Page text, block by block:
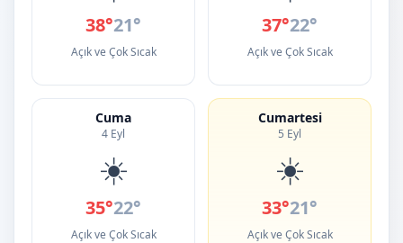
38°21°
Açık ve Çok Sıcak
37°22°
Açık ve Çok Sıcak
Cuma
4 Eyl
☀️
35°22°
Açık ve Çok Sıcak
Cumartesi
5 Eyl
☀️
33°21°
Açık ve Çok Sıcak